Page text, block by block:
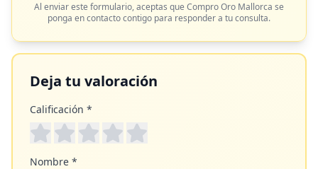
Al enviar este formulario, aceptas que Compro Oro Mallorca se
ponga en contacto contigo para responder a tu consulta.
Deja tu valoración
Calificación *
Nombre *